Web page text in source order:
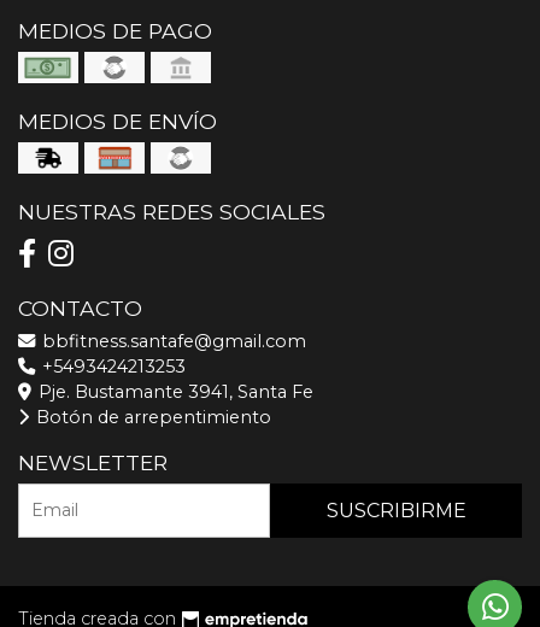
MEDIOS DE PAGO
MEDIOS DE ENVÍO
NUESTRAS REDES SOCIALES
CONTACTO
bbfitness.santafe@gmail.com
+5493424213253
Pje. Bustamante 3941, Santa Fe
Botón de arrepentimiento
NEWSLETTER
SUSCRIBIRME
Tienda creada con